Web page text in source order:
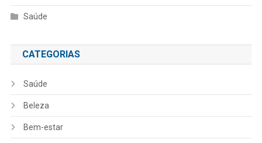
Saúde
CATEGORIAS
Saúde
Beleza
Bem-estar